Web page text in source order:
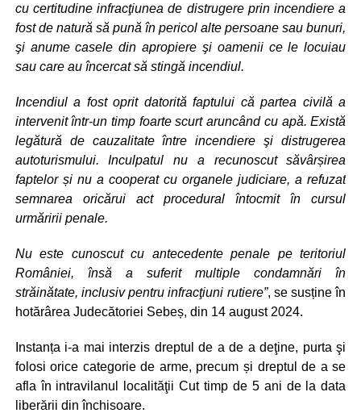
cu certitudine infracţiunea de distrugere prin incendiere a
fost de natură să pună în pericol alte persoane sau bunuri,
şi anume casele din apropiere şi oamenii ce le locuiau
sau care au încercat să stingă incendiul.
Incendiul a fost oprit datorită faptului că partea civilă a
intervenit într-un timp foarte scurt aruncând cu apă. Există
legătură de cauzalitate între incendiere şi distrugerea
autoturismului. Inculpatul nu a recunoscut săvârșirea
faptelor și nu a cooperat cu organele judiciare, a refuzat
semnarea oricărui act procedural întocmit în cursul
urmăririi penale.
Nu este cunoscut cu antecedente penale pe teritoriul
României, însă a suferit multiple condamnări în
străinătate, inclusiv pentru infracţiuni rutiere”, se susține în
hotărârea Judecătoriei Sebeș, din 14 august 2024.
Instanța i-a mai interzis dreptul de a de a deţine, purta şi
folosi orice categorie de arme, precum și dreptul de a se
afla în intravilanul localităţii Cut timp de 5 ani de la data
liberării din închisoare.